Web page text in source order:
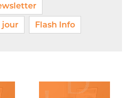
jour
Flash Info